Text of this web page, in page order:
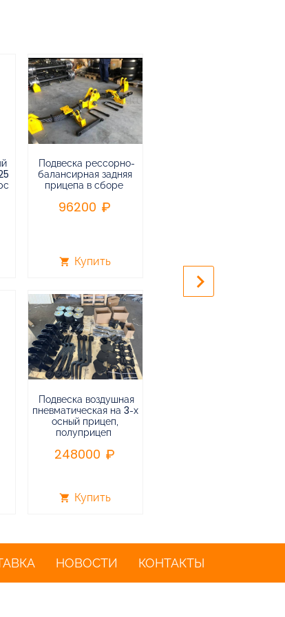
Подвеска рессорно-
балансирная задняя
прицепа в сборе
96200
shopping_cart Купить
Подвеска воздушная
пневматическая на 3-х
осный прицеп,
полуприцеп
248000
shopping_cart Купить
keyboard_arrow_right
НОВОСТИ КОНТАКТЫ